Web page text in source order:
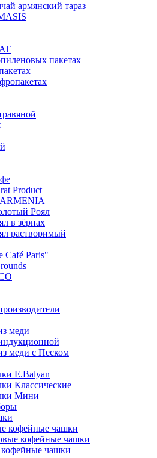
армянский тараз
пакетах
Product
Роял
в зёрнах
растворимый
Café Paris"
меди
меди с Песком
E.Balyan
Классические
Мини
кофейные чашки
кофейные чашки
чашки